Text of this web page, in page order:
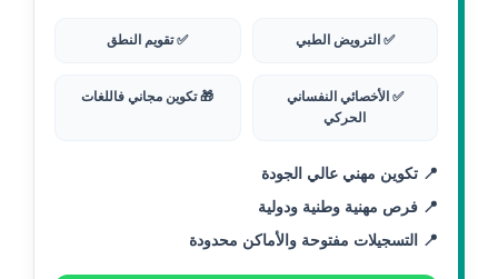
✅ الترويض الطبي ✅ تقويم النطق
✅ الأخصائي النفساني
الحركي
🎁 تكوين مجاني فاللغات
📍 تكوين مهني عالي الجودة
📍 فرص مهنية وطنية ودولية
📍 التسجيلات مفتوحة والأماكن محدودة